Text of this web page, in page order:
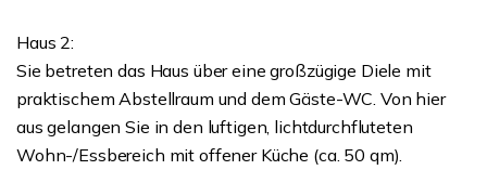
Haus 2:
Sie betreten das Haus über eine großzügige Diele mit
praktischem Abstellraum und dem Gäste-WC. Von hier
aus gelangen Sie in den luftigen, lichtdurchfluteten
Wohn-/Essbereich mit offener Küche (ca. 50 qm).